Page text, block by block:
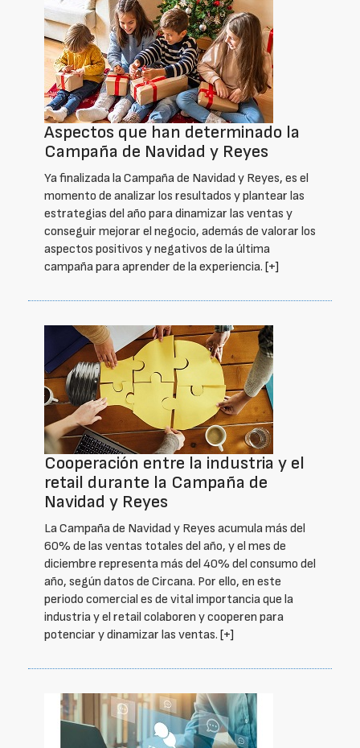
Aspectos que han determinado la
Campaña de Navidad y Reyes
Ya finalizada la Campaña de Navidad y Reyes, es el
momento de analizar los resultados y plantear las
estrategias del año para dinamizar las ventas y
conseguir mejorar el negocio, además de valorar los
aspectos positivos y negativos de la última
campaña para aprender de la experiencia. [+]
Cooperación entre la industria y el
retail durante la Campaña de
Navidad y Reyes
La Campaña de Navidad y Reyes acumula más del
60% de las ventas totales del año, y el mes de
diciembre representa más del 40% del consumo del
año, según datos de Circana. Por ello, en este
periodo comercial es de vital importancia que la
industria y el retail colaboren y cooperen para
potenciar y dinamizar las ventas. [+]